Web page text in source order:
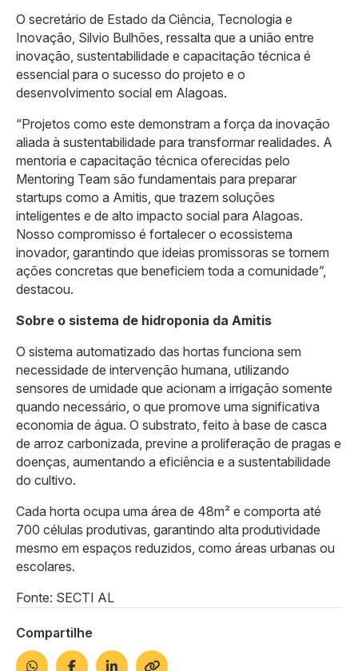
O secretário de Estado da Ciência, Tecnologia e
Inovação, Silvio Bulhões, ressalta que a união entre
inovação, sustentabilidade e capacitação técnica é
essencial para o sucesso do projeto e o
desenvolvimento social em Alagoas.
“Projetos como este demonstram a força da inovação
aliada à sustentabilidade para transformar realidades. A
mentoria e capacitação técnica oferecidas pelo
Mentoring Team são fundamentais para preparar
startups como a Amitis, que trazem soluções
inteligentes e de alto impacto social para Alagoas.
Nosso compromisso é fortalecer o ecossistema
inovador, garantindo que ideias promissoras se tornem
ações concretas que beneficiem toda a comunidade”,
destacou.
Sobre o sistema de hidroponia da Amitis
O sistema automatizado das hortas funciona sem
necessidade de intervenção humana, utilizando
sensores de umidade que acionam a irrigação somente
quando necessário, o que promove uma significativa
economia de água. O substrato, feito à base de casca
de arroz carbonizada, previne a proliferação de pragas e
doenças, aumentando a eficiência e a sustentabilidade
do cultivo.
Cada horta ocupa uma área de 48m² e comporta até
700 células produtivas, garantindo alta produtividade
mesmo em espaços reduzidos, como áreas urbanas ou
escolares.
Fonte: SECTI AL
Compartilhe